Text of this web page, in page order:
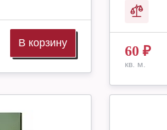
В корзину
60 ₽
кв. м.